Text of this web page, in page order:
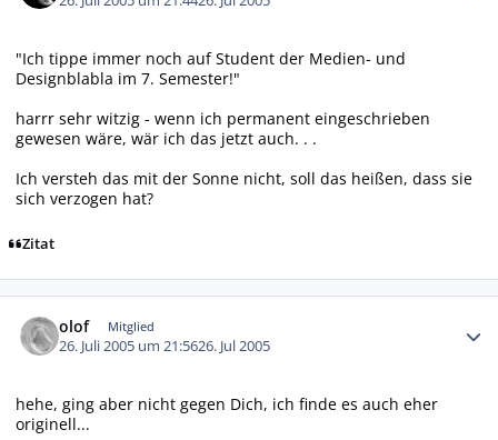
"Ich tippe immer noch auf Student der Medien- und
Designblabla im 7. Semester!"
harrr sehr witzig - wenn ich permanent eingeschrieben
gewesen wäre, wär ich das jetzt auch. . .
Ich versteh das mit der Sonne nicht, soll das heißen, dass sie
sich verzogen hat?
Zitat
olof Mitglied
26. Juli 2005 um 21:5626. Jul 2005
hehe, ging aber nicht gegen Dich, ich finde es auch eher
originell...